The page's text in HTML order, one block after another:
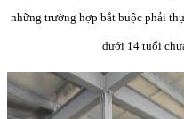
những trường hợp bắt buộc phải
dưới 14 tuổi